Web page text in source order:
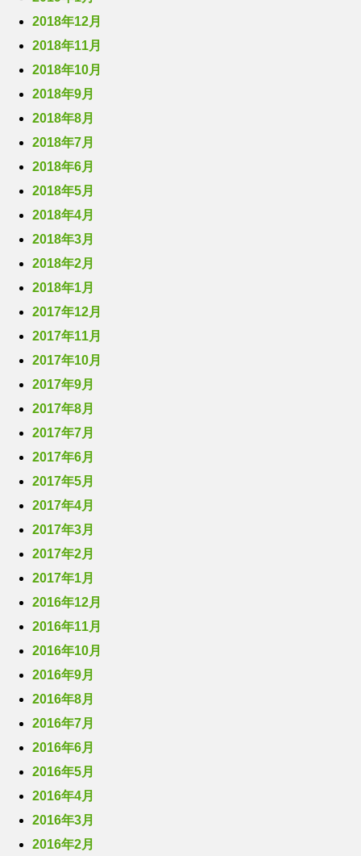
2018年12月
2018年11月
2018年10月
2018年9月
2018年8月
2018年7月
2018年6月
2018年5月
2018年4月
2018年3月
2018年2月
2018年1月
2017年12月
2017年11月
2017年10月
2017年9月
2017年8月
2017年7月
2017年6月
2017年5月
2017年4月
2017年3月
2017年2月
2017年1月
2016年12月
2016年11月
2016年10月
2016年9月
2016年8月
2016年7月
2016年6月
2016年5月
2016年4月
2016年3月
2016年2月